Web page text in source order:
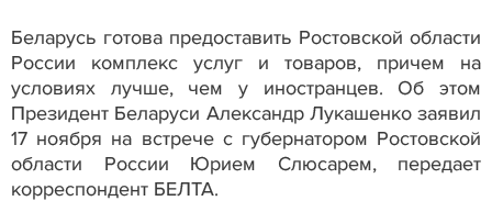
Беларусь готова предоставить Ростовской области
России комплекс услуг и товаров, причем на
условиях лучше, чем у иностранцев. Об этом
Президент Беларуси Александр Лукашенко заявил
17 ноября на встрече с губернатором Ростовской
области России Юрием Слюсарем, передает
корреспондент БЕЛТА.